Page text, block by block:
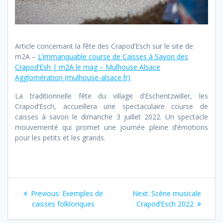
Article concernant la fête des Crapod’Esch sur le site de
m2A – L’immanquable course de Caisses à Savon des
Crapod’Esh | m2A le mag – Mulhouse Alsace
Agglomération (mulhouse-alsace.fr)
La traditionnelle fête du village d’Eschentzwiller, les
Crapod’Esch, accueillera une spectaculaire course de
caisses à savon le dimanche 3 juillet 2022. Un spectacle
mouvementé qui promet une journée pleine d’émotions
pour les petits et les grands.
Navigation
Previous: Previous
post:
Exemples de
caisses folkloriques
Next: Next
post:
Scène musicale
Crapod’Esch 2022